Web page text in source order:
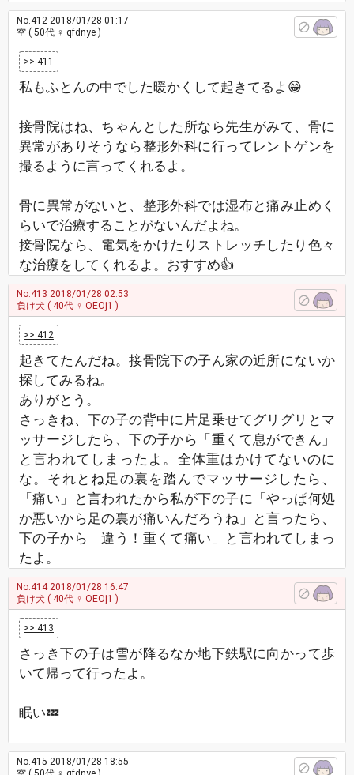
No.412 2018/01/28 01:17
空 ( 50代 ♀ qfdnye )
>> 411
私もふとんの中でした暖かくして起きてるよ😁
接骨院はね、ちゃんとした所なら先生がみて、骨に
異常がありそうなら整形外科に行ってレントゲンを
撮るように言ってくれるよ。
骨に異常がないと、整形外科では湿布と痛み止めく
らいで治療することがないんだよね。
接骨院なら、電気をかけたりストレッチしたり色々
な治療をしてくれるよ。おすすめ👍
No.413 2018/01/28 02:53
負け犬 ( 40代 ♀ OEOj1 )
>> 412
起きてたんだね。接骨院下の子ん家の近所にないか
探してみるね。
ありがとう。
さっきね、下の子の背中に片足乗せてグリグリとマ
ッサージしたら、下の子から「重くて息ができん」
と言われてしまったよ。全体重はかけてないのに
な。それとね足の裏を踏んでマッサージしたら、
「痛い」と言われたから私が下の子に「やっぱ何処
か悪いから足の裏が痛いんだろうね」と言ったら、
下の子から「違う！重くて痛い」と言われてしまっ
たよ。
No.4142018/01/28 16:47
負け犬 ( 40代 ♀ OEOj1 )
>> 413
さっき下の子は雪が降るなか地下鉄駅に向かって歩
いて帰って行ったよ。
眠い💤
No.415 2018/01/28 18:55